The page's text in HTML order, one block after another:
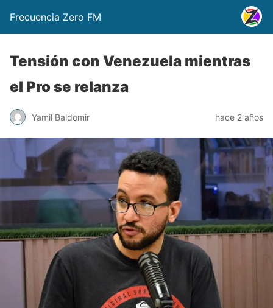
Frecuencia Zero FM
Tensión con Venezuela mientras
el Pro se relanza
Yamil Baldomir hace 2 años